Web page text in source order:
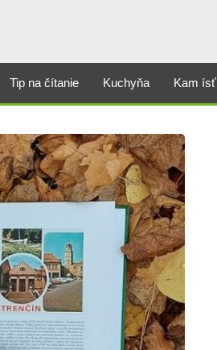
Tip na čítanie Kuchyňa Kam ísť